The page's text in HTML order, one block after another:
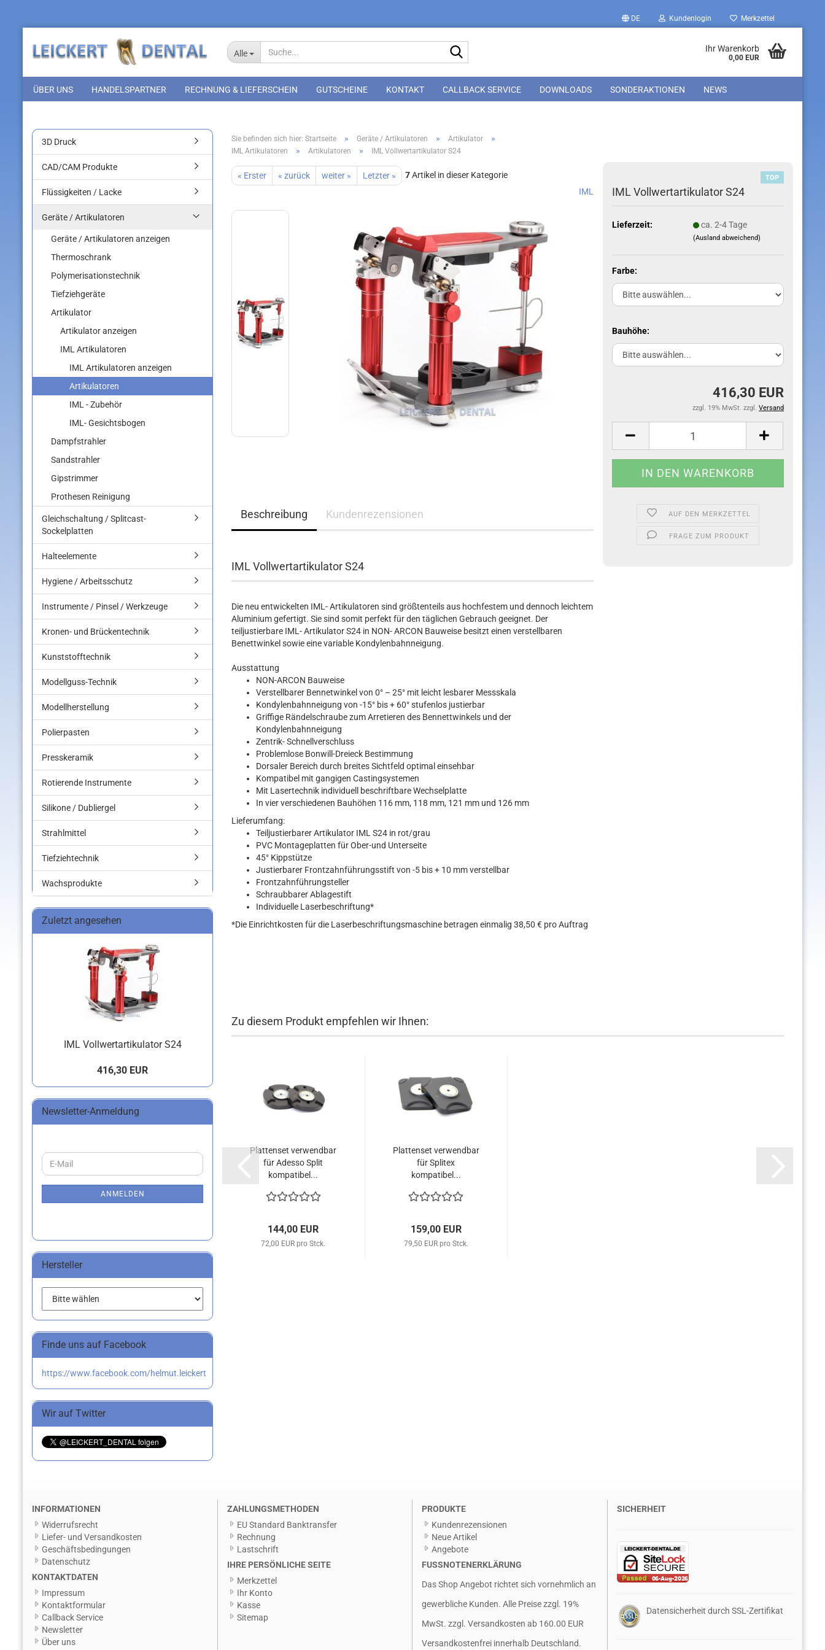
DE Kundenlogin Merkzettel
Alle Ihr Warenkorb
0,00 EUR
ÜBER UNS HANDELSPARTNER RECHNUNG & LIEFERSCHEIN GUTSCHEINE KONTAKT CALLBACK SERVICE DOWNLOADS SONDERAKTIONEN NEWS
Sie befinden sich hier: Startseite » Geräte / Artikulatoren » Artikulator »
IML Artikulatoren » Artikulatoren » IML Vollwertartikulator S24
« Erster « zurück weiter » Letzter » 7Artikel in dieser Kategorie
IML
TOP
IML Vollwertartikulator S24
Lieferzeit: ca. 2-4 Tage
(Ausland abweichend)
Farbe:
Bauhöhe:
416,30 EUR
zzgl. 19% MwSt. zzgl. Versand
AUF DEN MERKZETTEL
FRAGE ZUM PRODUKT
Beschreibung Kundenrezensionen
IML Vollwertartikulator S24
Die neu entwickelten IML- Artikulatoren sind größtenteils aus hochfestem und dennoch leichtem
Aluminium gefertigt. Sie sind somit perfekt für den täglichen Gebrauch geeignet. Der
teiljustierbare IML- Artikulator S24 in NON- ARCON Bauweise besitzt einen verstellbaren
Benettwinkel sowie eine variable Kondylenbahnneigung.
Ausstattung
NON-ARCON Bauweise
Verstellbarer Bennetwinkel von 0° – 25° mit leicht lesbarer Messskala
Kondylenbahnneigung von -15° bis + 60° stufenlos justierbar
Griffige Rändelschraube zum Arretieren des Bennettwinkels und der
Kondylenbahnneigung
Zentrik- Schnellverschluss
Problemlose Bonwill-Dreieck Bestimmung
Dorsaler Bereich durch breites Sichtfeld optimal einsehbar
Kompatibel mit gangigen Castingsystemen
Mit Lasertechnik individuell beschriftbare Wechselplatte
In vier verschiedenen Bauhöhen 116 mm, 118 mm, 121 mm und 126 mm
Lieferumfang:
Teiljustierbarer Artikulator IML S24 in rot/grau
PVC Montageplatten für Ober-und Unterseite
45° Kippstütze
Justierbarer Frontzahnführungsstift von -5 bis + 10 mm verstellbar
Frontzahnführungsteller
Schraubbarer Ablagestift
Individuelle Laserbeschriftung*
*Die Einrichtkosten für die Laserbeschriftungsmaschine betragen einmalig 38,50 € pro Auftrag
Zu diesem Produkt empfehlen wir Ihnen:
Plattenset verwendbar
für Adesso Split
kompatibel...
144,00 EUR
72,00 EUR pro Stck.
Plattenset verwendbar
für Splitex
kompatibel...
159,00 EUR
79,50 EUR pro Stck.
3D Druck
CAD/CAM Produkte
Flüssigkeiten / Lacke
Geräte / Artikulatoren
Geräte / Artikulatoren anzeigen
Thermoschrank
Polymerisationstechnik
Tiefziehgeräte
Artikulator
Artikulator anzeigen
IML Artikulatoren
IML Artikulatoren anzeigen
Artikulatoren
IML - Zubehör
IML- Gesichtsbogen
Dampfstrahler
Sandstrahler
Gipstrimmer
Prothesen Reinigung
Gleichschaltung / Splitcast-
Sockelplatten
Halteelemente
Hygiene / Arbeitsschutz
Instrumente / Pinsel / Werkzeuge
Kronen- und Brückentechnik
Kunststofftechnik
Modellguss-Technik
Modellherstellung
Polierpasten
Presskeramik
Rotierende Instrumente
Silikone / Dubliergel
Strahlmittel
Tiefziehtechnik
Wachsprodukte
Zuletzt angesehen
IML Vollwertartikulator S24
416,30 EUR
Newsletter-Anmeldung
WEITER
ZUR
E-
Mail
ANMELDEN
Hersteller
Finde uns auf Facebook
https://www.facebook.com/helmut.leickert
Wir auf Twitter
INFORMATIONEN
Widerrufsrecht
Liefer- und Versandkosten
Geschäftsbedingungen
Datenschutz
KONTAKTDATEN
Impressum
Kontaktformular
Callback Service
Newsletter
Über uns
ZAHLUNGSMETHODEN
EU Standard Banktransfer
Rechnung
Lastschrift
IHRE PERSÖNLICHE SEITE
Merkzettel
Ihr Konto
Kasse
Sitemap
PRODUKTE
Kundenrezensionen
Neue Artikel
Angebote
FUSSNOTENERKLÄRUNG
Das Shop Angebot richtet sich vornehmlich an
gewerbliche Kunden. Alle Preise zzgl. 19%
MwSt. zzgl. Versandkosten ab 160.00 EUR
Versandkostenfrei innerhalb Deutschland.
SICHERHEIT
Datensicherheit durch SSL-Zertifikat